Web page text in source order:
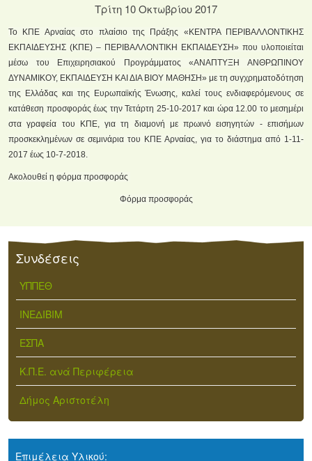
Τρίτη 10 Οκτωβρίου 2017
Το ΚΠΕ Αρναίας στο πλαίσιο της Πράξης «ΚΕΝΤΡΑ ΠΕΡΙΒΑΛΛΟΝΤΙΚΗΣ
ΕΚΠΑΙΔΕΥΣΗΣ (ΚΠΕ) – ΠΕΡΙΒΑΛΛΟΝΤΙΚΗ ΕΚΠΑΙΔΕΥΣΗ» που υλοποιείται
μέσω του Επιχειρησιακού Προγράμματος «ΑΝΑΠΤΥΞΗ ΑΝΘΡΩΠΙΝΟΥ
ΔΥΝΑΜΙΚΟΥ, ΕΚΠΑΙΔΕΥΣΗ ΚΑΙ ΔΙΑ ΒΙΟΥ ΜΑΘΗΣΗ» με τη συγχρηματοδότηση
της Ελλάδας και της Ευρωπαϊκής Ένωσης, καλεί τους ενδιαφερόμενους σε
κατάθεση προσφοράς έως την Τετάρτη 25-10-2017 και ώρα 12.00 το μεσημέρι
στα γραφεία του ΚΠΕ, για τη διαμονή με πρωινό εισηγητών - επισήμων
προσκεκλημένων σε σεμινάρια του ΚΠΕ Αρναίας, για το διάστημα από 1-11-
2017 έως 10-7-2018.
Ακολουθεί η φόρμα προσφοράς
Φόρμα προσφοράς
Συνδέσεις
ΥΠΠΕΘ
ΙΝΕΔΙΒΙΜ
ΕΣΠΑ
Κ.Π.Ε. ανά Περιφέρεια
Δήμος Αριστοτέλη
Επιμέλεια Υλικού: